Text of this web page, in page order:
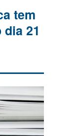
tem
21